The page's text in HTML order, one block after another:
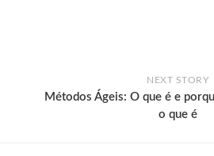
NEXT STORY
Métodos Ágeis: O que é e
o que é